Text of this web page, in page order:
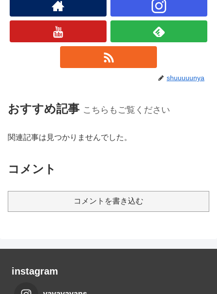
shuuuuunya
おすすめ記事 こちらもご覧ください
関連記事は見つかりませんでした。
コメント
コメントを書き込む
instagram